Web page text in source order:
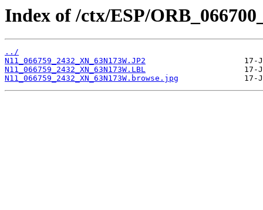
Index of /ctx/ESP/
../
N11_066759_2432_XN_63N173W.JP2
N11_066759_2432_XN_63N173W.LBL
N11_066759_2432_XN_63N173W.browse.jpg